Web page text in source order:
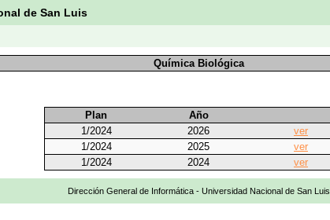
de San Luis
Química Biológica
Plan
Año
1/2024
2026
ver
1/2024
2025
ver
1/2024
2024 ver
Dirección General de Informática - Universidad Nacional de San Luis